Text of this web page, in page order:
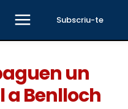
Subscriu-te
un
Benlloch